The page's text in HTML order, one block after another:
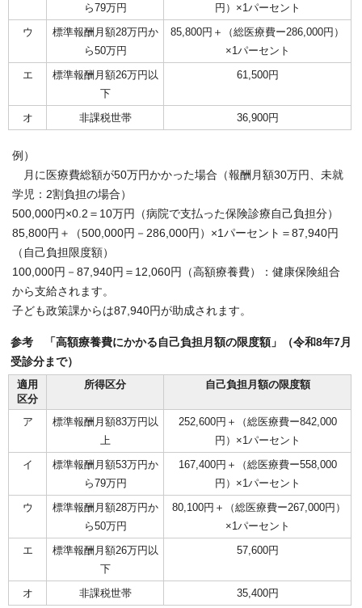
ら79万円
円）×1パーセント
ウ
標準報酬月額28万円か
ら50万円
85,800円＋（総医療費ー286,000円）
×1パーセント
エ
標準報酬月額26万円以
下
61,500円
オ 非課税世帯 36,900円
例）
月に医療費総額が50万円かかった場合（報酬月額30万円、未就
学児：2割負担の場合）
500,000円×0.2＝10万円（病院で支払った保険診療自己負担分）
85,800円＋（500,000円－286,000円）×1パーセント＝87,940円
（自己負担限度額）
100,000円－87,940円＝12,060円（高額療養費）：健康保険組合
から支給されます。
子ども政策課からは87,940円が助成されます。
参考 「高額療養費にかかる自己負担月額の限度額」（令和8年7月
受診分まで）
適用
区分
所得区分 自己負担月額の限度額
ア
標準報酬月額83万円以
上
252,600円＋（総医療費ー842,000
円）×1パーセント
イ
標準報酬月額53万円か
ら79万円
167,400円＋（総医療費ー558,000
円）×1パーセント
ウ
標準報酬月額28万円か
ら50万円
80,100円＋（総医療費ー267,000円）
×1パーセント
エ
標準報酬月額26万円以
下
57,600円
オ 非課税世帯 35,400円